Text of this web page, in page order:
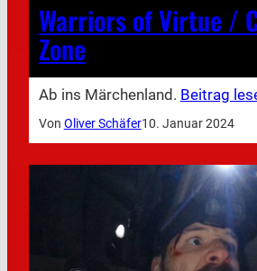
Warriors of Virtue /
Zone
Ab ins Märchenland. Beitrag
Von Oliver Schäfer10. Januar 2024